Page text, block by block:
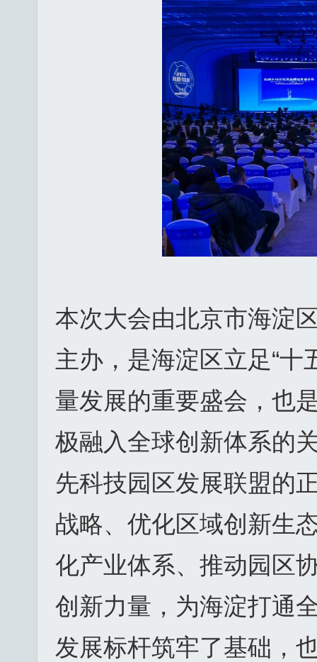
本次大会由北京市海淀
主办，是海淀区立足“十
量发展的重要盛会，也
极融入全球创新体系的
先科技园区发展联盟的
战略、优化区域创新生
化产业体系、推动园区
创新力量，为海淀打通
发展标杆筑牢了基础，